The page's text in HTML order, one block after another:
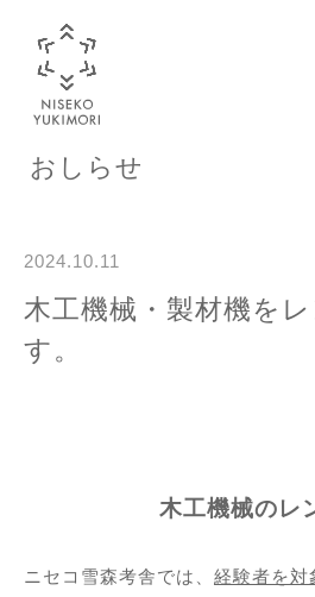
おしらせ
2024.10.11
木工機械・製材機を
す。
木工機械のレ
ニセコ雪森考舎では、 経験者を対